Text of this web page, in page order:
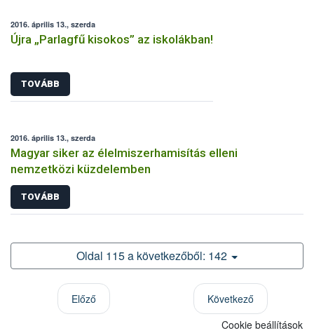
2016. április 13., szerda
Újra „Parlagfű kisokos” az iskolákban!
TOVÁBB
2016. április 13., szerda
Magyar siker az élelmiszerhamisítás elleni
nemzetközi küzdelemben
TOVÁBB
Oldal 115 a következőből: 142
Előző
Következő
Cookie beállítások